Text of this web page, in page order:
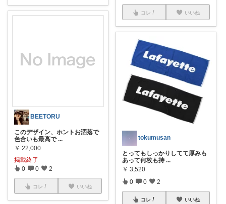
BEETORU
このデザイン、ホントお洒落で
色合いも最高で ...
￥ 22,000
掲載終了
0 0 2
コレ いいね
コレ いいね
tokumusan
とってもしっかりしてて厚みも
あって何枚も持 ...
￥ 3,520
0 0 2
コレ いいね